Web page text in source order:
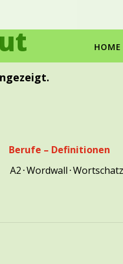
HOME
Berufe – Definitionen
A2⋅Wordwall⋅Wortschatz